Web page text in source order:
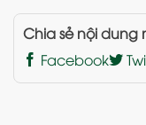
Chia sẻ nội dung
Facebook